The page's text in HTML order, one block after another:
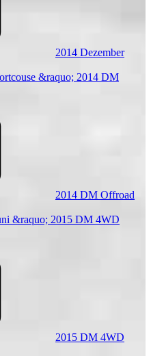
2014 Dezember
2014 DM Offroad
2015 DM 4WD